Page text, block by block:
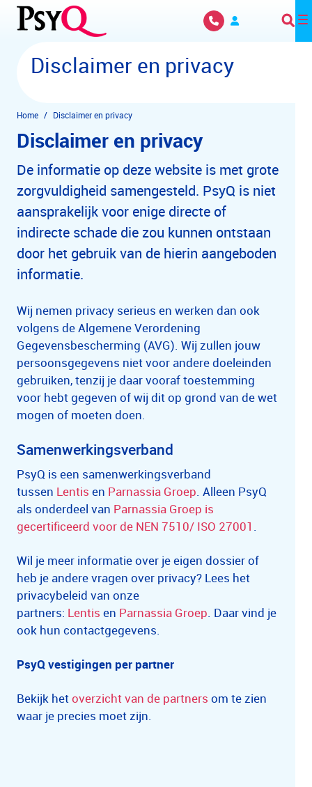
Overslaan en naar hoofdinhoud gaan
Disclaimer en privacy
Home Disclaimer en privacy
Disclaimer en privacy
De informatie op deze website is met grote
zorgvuldigheid samengesteld. PsyQ is niet
aansprakelijk voor enige directe of
indirecte schade die zou kunnen ontstaan
door het gebruik van de hierin aangeboden
informatie.
Wij nemen privacy serieus en werken dan ook
volgens de Algemene Verordening
Gegevensbescherming (AVG). Wij zullen jouw
persoonsgegevens niet voor andere doeleinden
gebruiken, tenzij je daar vooraf toestemming
voor hebt gegeven of wij dit op grond van de wet
mogen of moeten doen.
Samenwerkingsverband
PsyQ is een samenwerkingsverband
tussen Lentis en Parnassia Groep. Alleen PsyQ
als onderdeel van Parnassia Groep is
gecertificeerd voor de NEN 7510/ ISO 27001 .
Wil je meer informatie over je eigen dossier of
heb je andere vragen over privacy? Lees het
privacybeleid van onze
partners: Lentis en Parnassia Groep. Daar vind je
ook hun contactgegevens.
PsyQ vestigingen per partner
Bekijk hetoverzicht van de partners om te zien
waar je precies moet zijn.